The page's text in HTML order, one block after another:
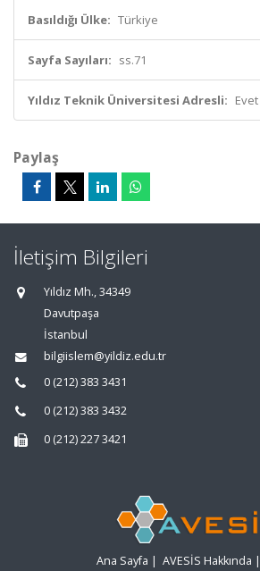
Basıldığı Ülke: Türkiye
Sayfa Sayıları: ss.71
Yıldız Teknik Üniversitesi Adresli: Evet
Paylaş
İletişim Bilgileri
Yıldız Mh., 34349
Davutpaşa
İstanbul
bilgiislem@yildiz.edu.tr
0 (212) 383 3431
0 (212) 383 3432
0 (212) 227 3421
Ana Sayfa | AVESİS Hakkında |